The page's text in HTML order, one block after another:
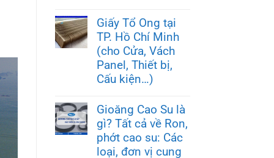
Giấy Tổ Ong tại
TP. Hồ Chí Minh
(cho Cửa, Vách
Panel, Thiết bị,
Cấu kiện…)
Gioăng Cao Su là
gì? Tất cả về Ron,
phớt cao su: Các
loại, đơn vị cung